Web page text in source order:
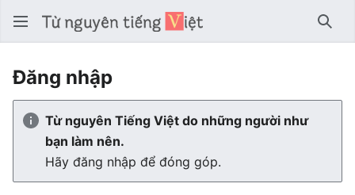
Tìm
Đăng nhập
Từ nguyên Tiếng Việt do những người như
bạn làm nên.
Hãy đăng nhập để đóng góp.